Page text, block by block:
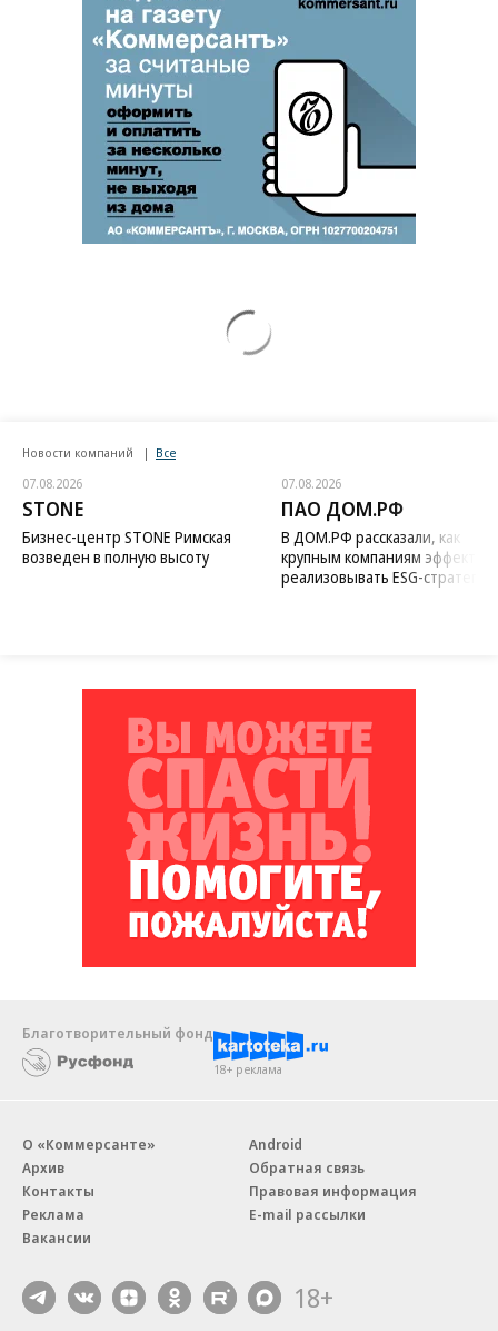
Новости компаний Все
07.08.2026
STONE
Бизнес-центр STONE Римская
возведен в полную высоту
07.08.2026
ПАО ДОМ.РФ
В ДОМ.РФ рассказали, как
крупным компаниям
реализовывать ESG-стратегию
Благотворительный фонд
18+ реклама
О «Коммерсанте»
Архив
Контакты
Реклама
Вакансии
Android
Обратная связь
Правовая информация
E-mail рассылки
18+